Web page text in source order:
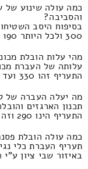
כמה עולה שינוע של
והסביבה?
בסיפוח היסב
300 ולכל היותר 190 ₪.
מהי עלות הובלת
עלותה של העברת
התעריף זהו 330 ועד 180 שקל.
מה יעלה העברה של
תכנון הארגזים
התעריף הינו 290 וזה מגיע עד 180 שקלים.
כמה עולה הובלת
תעריף העברת כלי
באיזור שבי ציון ע"י הנפות